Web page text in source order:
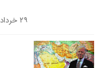
۲۹ خرداد ۱۴۰۱